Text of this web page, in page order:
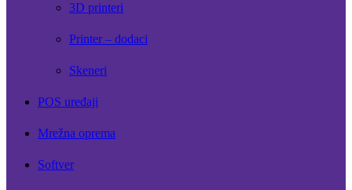
3D printeri
Printer – dodaci
Skeneri
POS uređaji
Mrežna oprema
Softver